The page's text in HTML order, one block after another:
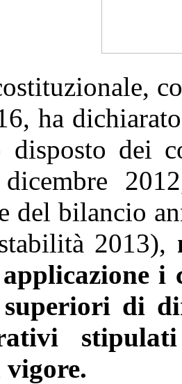
ha
disposto dei
del bilancio
2013),
di